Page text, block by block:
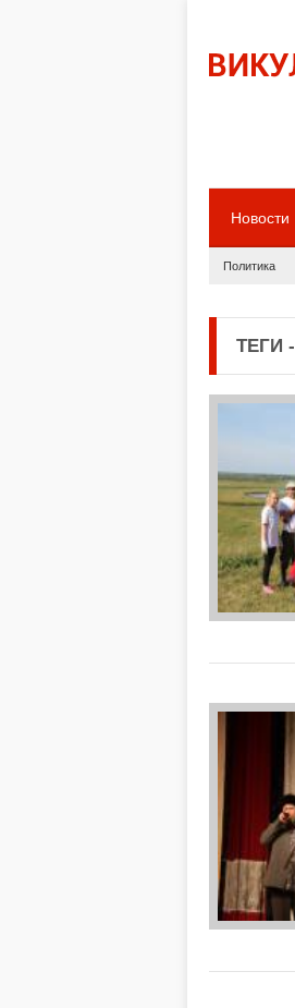
Новости
Политика
ТЕГИ -